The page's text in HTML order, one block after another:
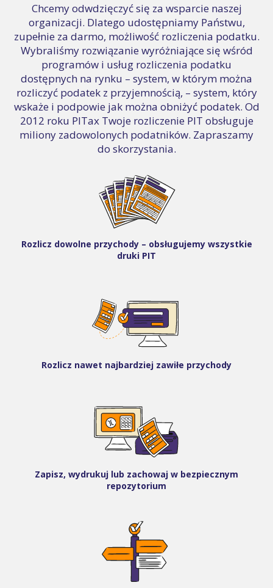
Chcemy odwdzięczyć się za wsparcie naszej
organizacji. Dlatego udostępniamy Państwu,
zupełnie za darmo, możliwość rozliczenia podatku.
Wybraliśmy rozwiązanie wyróżniające się wśród
programów i usług rozliczenia podatku
dostępnych na rynku – system, w którym można
rozliczyć podatek z przyjemnością, – system, który
wskaże i podpowie jak można obniżyć podatek. Od
2012 roku PITax Twoje rozliczenie PIT obsługuje
miliony zadowolonych podatników. Zapraszamy
do skorzystania.
Rozlicz dowolne przychody – obsługujemy wszystkie
druki PIT
Rozlicz nawet najbardziej zawiłe przychody
Zapisz, wydrukuj lub zachowaj w bezpiecznym
repozytorium